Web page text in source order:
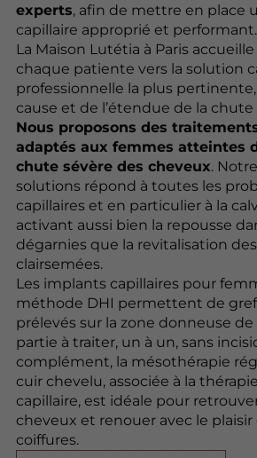
experts, afin de mettre en place
capillaire approprié et performant.
La Maison Lutétia à Paris
chaque patiente vers la solution
professionnelle la plus
cause et de l’étendue de la
Nous proposons des
adaptés aux femmes atteintes
chute sévère des cheveux.
solutions répond à toutes les
capillaires et en particulier à la
activant aussi bien la repousse
dégarnies que la revitalisation
clairsemées.
Les implants capillaires pour
méthode DHI permettent de
prélevés sur la zone donneuse
partie à traiter, un à un, sans
complément, la mésothérapie
cuir chevelu, associée à la
capillaire, est idéale pour
cheveux et renouer avec le plaisir
coiffures.